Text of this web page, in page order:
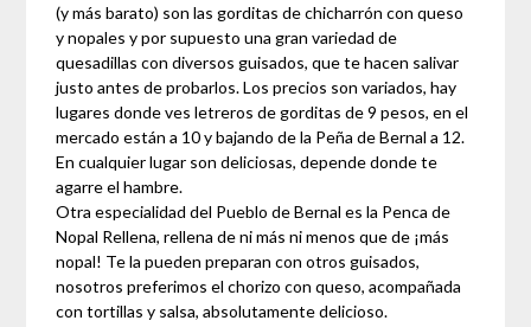
(y más barato) son las gorditas de chicharrón con queso
y nopales y por supuesto una gran variedad de
quesadillas con diversos guisados, que te hacen salivar
justo antes de probarlos. Los precios son variados, hay
lugares donde ves letreros de gorditas de 9 pesos, en el
mercado están a 10 y bajando de la Peña de Bernal a 12.
En cualquier lugar son deliciosas, depende donde te
agarre el hambre.
Otra especialidad del Pueblo de Bernal es la Penca de
Nopal Rellena, rellena de ni más ni menos que de ¡más
nopal! Te la pueden preparan con otros guisados,
nosotros preferimos el chorizo con queso, acompañada
con tortillas y salsa, absolutamente delicioso.